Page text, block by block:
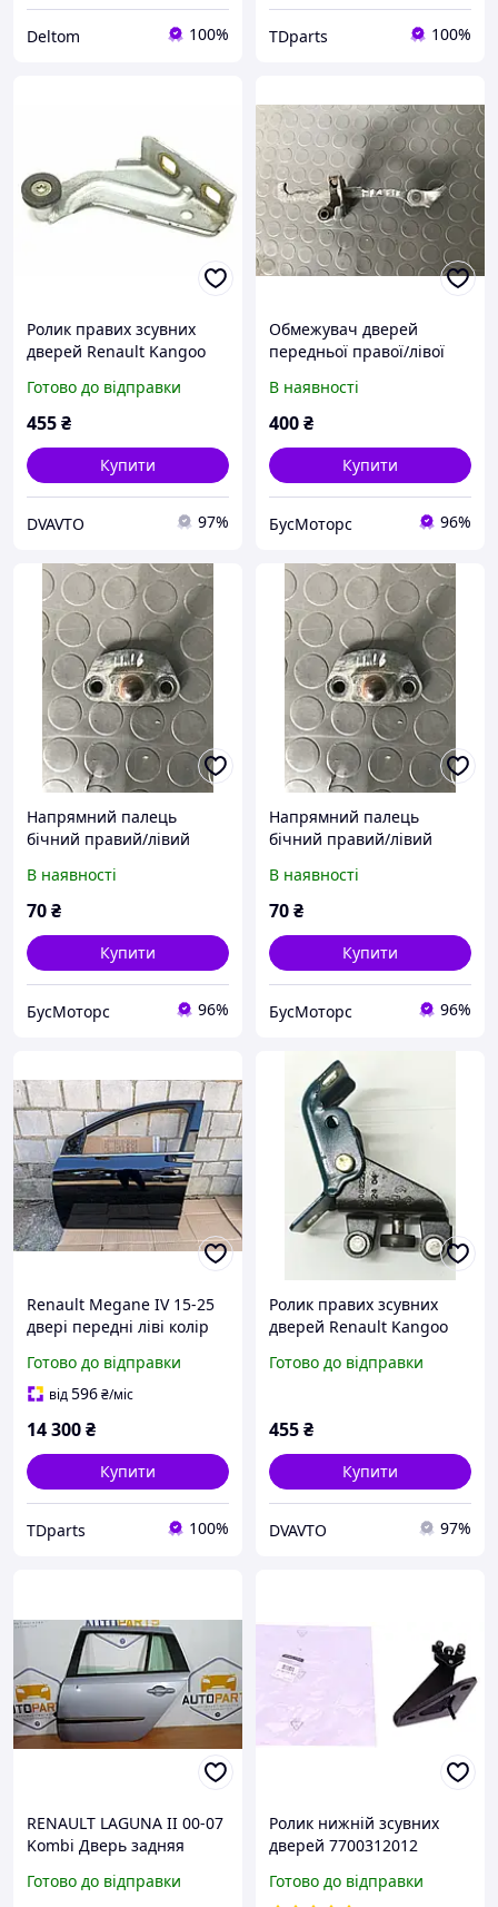
Deltom 100% TDparts 100%
Ролик правих зсувних
дверей Renault Kangoo
Готово до відправки
455₴
Купити
DVAVTO 97%
Обмежувач дверей
передньої правої/лівої
2016 7700311823
В наявності
400₴
Купити
БусМоторс 96%
Напрямний палець
бічний правий/лівий
Movano 1998-2010
7700352408
В наявності
70₴
Купити
БусМоторс 96%
Напрямний палець
бічний правий/лівий
Interstar 2003-2010
7700352408
В наявності
70₴
Купити
БусМоторс 96%
Renault Megane IV 15-25
двері передні ліві колір
Готово до відправки
від596₴/міс
14 300₴
Купити
TDparts 100%
Ролик правих зсувних
дверей Renault Kangoo
Готово до відправки
455₴
Купити
DVAVTO 97%
RENAULT LAGUNA II 00-07
Kombi Дверь задняя
Готово до відправки
Ролик нижній зсувних
дверей 7700312012
Renault Trafic II (2001
Готово до відправки